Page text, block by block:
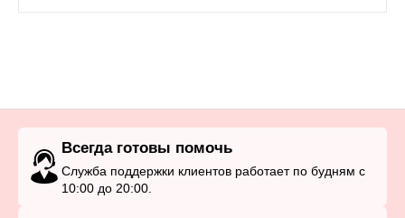
Всегда готовы помочь
Служба поддержки клиентов работает по будням с
10:00 до 20:00.